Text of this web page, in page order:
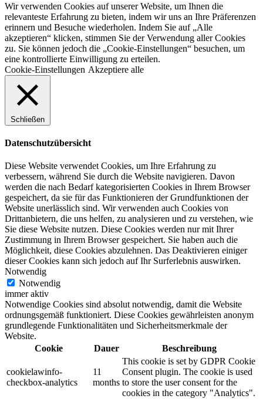
Wir verwenden Cookies auf unserer Website, um Ihnen die
relevanteste Erfahrung zu bieten, indem wir uns an Ihre Präferenzen
erinnern und Besuche wiederholen. Indem Sie auf „Alle
akzeptieren“ klicken, stimmen Sie der Verwendung aller Cookies
zu. Sie können jedoch die „Cookie-Einstellungen“ besuchen, um
eine kontrollierte Einwilligung zu erteilen.
Cookie-Einstellungen Akzeptiere alle
Schließen
Datenschutzübersicht
Diese Website verwendet Cookies, um Ihre Erfahrung zu
verbessern, während Sie durch die Website navigieren. Davon
werden die nach Bedarf kategorisierten Cookies in Ihrem Browser
gespeichert, da sie für das Funktionieren der Grundfunktionen der
Website unerlässlich sind. Wir verwenden auch Cookies von
Drittanbietern, die uns helfen, zu analysieren und zu verstehen, wie
Sie diese Website nutzen. Diese Cookies werden nur mit Ihrer
Zustimmung in Ihrem Browser gespeichert. Sie haben auch die
Möglichkeit, diese Cookies abzulehnen. Das Deaktivieren einiger
dieser Cookies kann sich jedoch auf Ihr Surferlebnis auswirken.
Notwendig
Notwendig
immer aktiv
Notwendige Cookies sind absolut notwendig, damit die Website
ordnungsgemäß funktioniert. Diese Cookies gewährleisten anonym
grundlegende Funktionalitäten und Sicherheitsmerkmale der
Website.
Cookie
Dauer Beschreibung
cookielawinfo-
checkbox-analytics
11
months
This cookie is set by GDPR Cookie
Consent plugin. The cookie is used
to store the user consent for the
cookies in the category "Analytics".